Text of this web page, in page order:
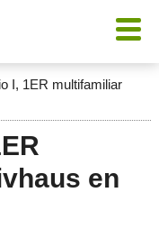
I, 1ER multifamiliar
en